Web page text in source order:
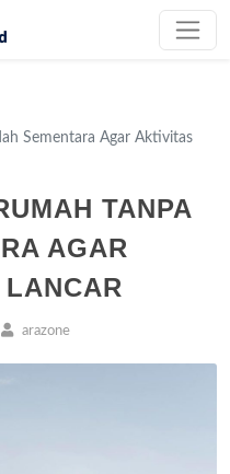
Sementara Agar Aktivitas
TANPA
AGAR
arazone